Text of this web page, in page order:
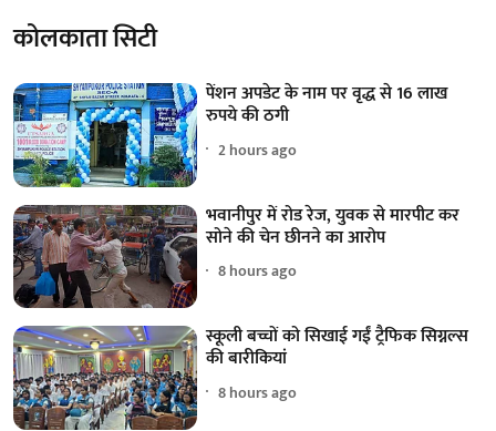
कोलकाता सिटी
पेंशन अपडेट के नाम पर वृद्ध से 16 लाख
रुपये की ठगी
2 hours ago
भवानीपुर में रोड रेज, युवक से मारपीट कर
सोने की चेन छीनने का आरोप
8 hours ago
स्कूली बच्चों को सिखाई गईं ट्रैफिक सिग्नल्स
की बारीकियां
8 hours ago